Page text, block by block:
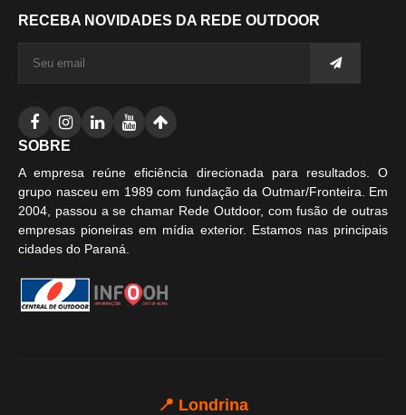
RECEBA NOVIDADES DA REDE OUTDOOR
SOBRE
A empresa reúne eficiência direcionada para resultados. O
grupo nasceu em 1989 com fundação da Outmar/Fronteira. Em
2004, passou a se chamar Rede Outdoor, com fusão de outras
empresas pioneiras em mídia exterior. Estamos nas principais
cidades do Paraná.
📍 Londrina